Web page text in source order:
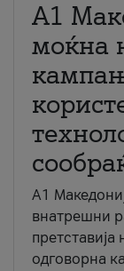
A1
моќна
A1
внатрешни
одговорна